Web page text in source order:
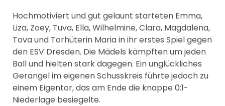
Hochmotiviert und gut gelaunt starteten Emma,
Liza, Zoey, Tuva, Ella, Wilhelmine, Clara, Magdalena,
Tova und Torhüterin Maria in ihr erstes Spiel gegen
den ESV Dresden. Die Mädels kämpften um jeden
Ball und hielten stark dagegen. Ein unglückliches
Gerangel im eigenen Schusskreis führte jedoch zu
einem Eigentor, das am Ende die knappe 0:1-
Niederlage besiegelte.